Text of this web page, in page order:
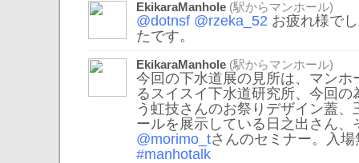
EkikaraManhole (駅からマンホール)
@dotnsf @rzeka_52 お疲れ様で
たです。
EkikaraManhole (駅からマンホール)
今回の下水道展の見所は、マンホ
るスイスイ下水道研究所、今回
う虹技さんのお祭りデザイン蓋
ールを展示している日之出さん、
@morimo_tさんのセミナー。入
#manhotalk